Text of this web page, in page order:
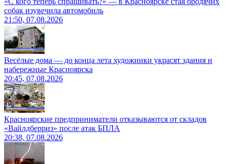
собак изувечила автомобиль
21:50, 07.08.2026
Весёлые дома — до конца лета художники украсят здания и
набережные Красноярска
20:45, 07.08.2026
Красноярские предприниматели отказываются от складов
«Вайлдберриз» после атак БПЛА
20:38, 07.08.2026